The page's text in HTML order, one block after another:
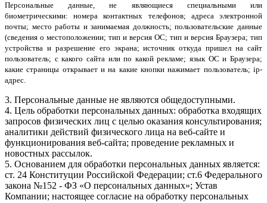
Персональные данные, не являющиеся специальными или
биометрическими: номера контактных телефонов; адреса электронной
почты; место работы и занимаемая должность; пользовательские данные
(сведения о местоположении; тип и версия ОС; тип и версия Браузера; тип
устройства и разрешение его экрана; источник откуда пришел на сайт
пользователь; с какого сайта или по какой рекламе; язык ОС и Браузера;
какие страницы открывает и на какие кнопки нажимает пользователь; ip-
адрес.
3. Персональные данные не являются общедоступными.
4. Цель обработки персональных данных: обработка входящих
запросов физических лиц с целью оказания консультирования;
аналитики действий физического лица на веб-сайте и
функционирования веб-сайта; проведение рекламных и
новостных рассылок.
5. Основанием для обработки персональных данных является:
ст. 24 Конституции Российской Федерации; ст.6 Федерального
закона №152 - ФЗ «О персональных данных»; Устав
Компании; настоящее согласие на обработку персональных